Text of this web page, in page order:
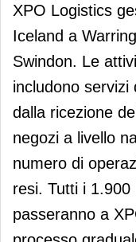
XPO Logistics
Iceland a
Swindon. Le
includono servizi
dalla ricezione
negozi a livello
numero di
resi. Tutti i
passeranno a